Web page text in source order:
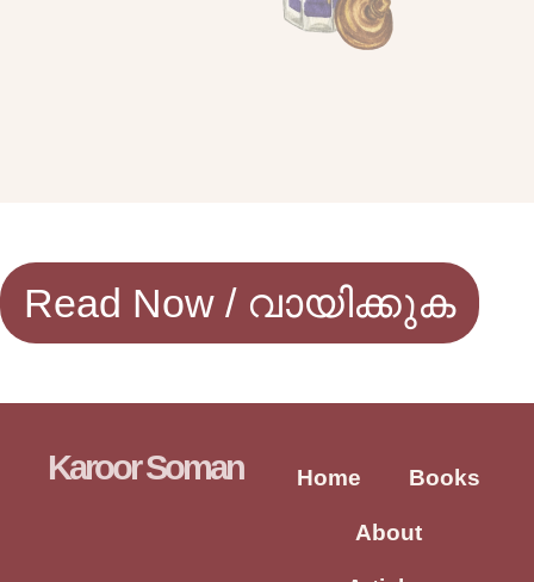
Read Now / വായിക്കുക
Karoor Soman Home Books
About